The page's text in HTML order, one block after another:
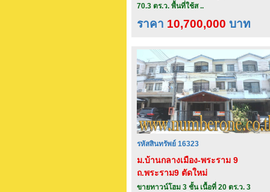
70.3 ตร.ว. พื้นที่ใช้ส ..
ราคา 10,700,000 บาท
รหัสสินทรัพย์ 16323
ม.บ้านกลางเมือง-พระราม 9
ถ.พระราม9 ตัดใหม่
ขายทาวน์โฮม 3 ชั้น เนื้อที่ 20 ตร.ว. 3